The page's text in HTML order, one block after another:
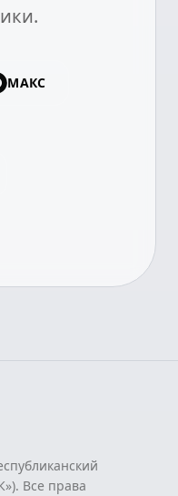
МАКС
Все права